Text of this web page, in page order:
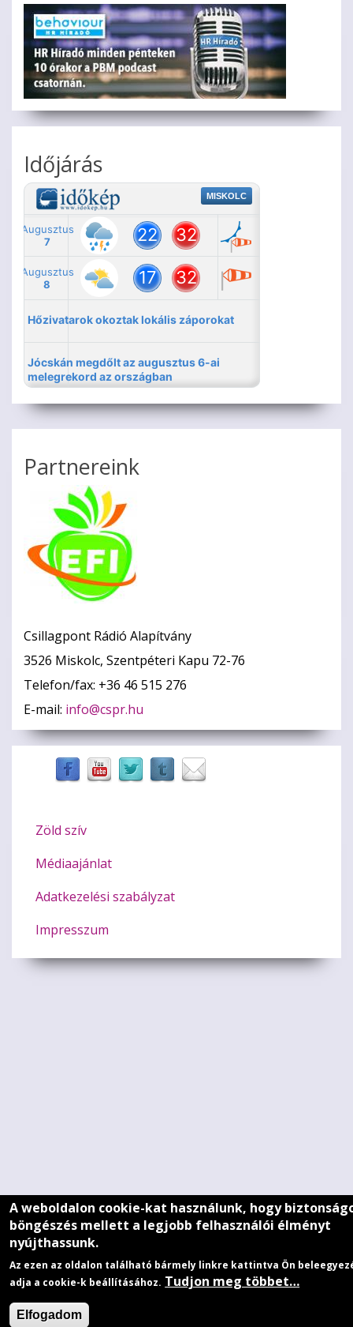
Időjárás
Partnereink
Csillagpont Rádió Alapítvány
3526 Miskolc, Szentpéteri Kapu 72-76
Telefon/fax: +36 46 515 276
E-mail: info@cspr.hu
Zöld szív
Médiaajánlat
Adatkezelési szabályzat
Impresszum
A weboldalon cookie-kat használunk, hogy
böngészés mellett a legjobb felhasználói élményt
nyújthassunk.
Az ezen az oldalon található bármely linkre kattintva Ön
adja a cookie-k beállításához. Tudjon meg többet…
Elfogadom